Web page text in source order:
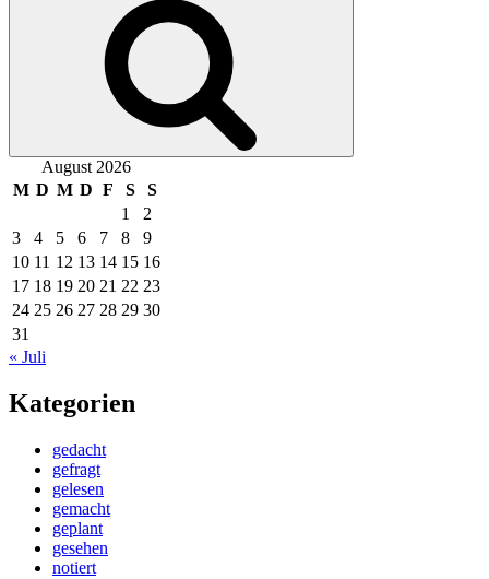
August 2026
M D M D F S
S
1
2
3
4 5 6 7 8
9
10 11 12 13 14 15 16
17 18 19 20 21 22 23
24 25 26 27 28 29 30
31
« Juli
Kategorien
gedacht
gefragt
gelesen
gemacht
geplant
gesehen
notiert